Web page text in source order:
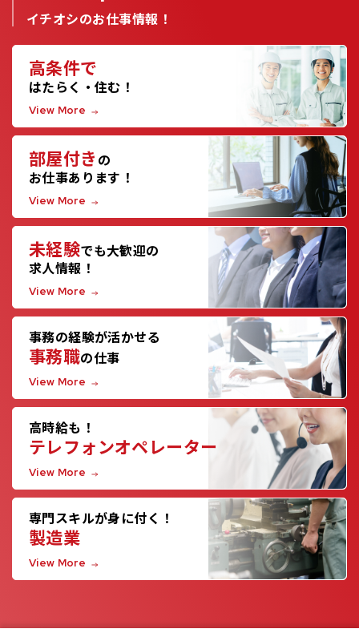
イチオシのお仕事情報！
高条件で
はたらく・住む！
View More
部屋付き の
お仕事あります！
View More
未経験でも大歓迎の
求人情報！
View More
事務の経験が活かせる
事務職の仕事
View More
高時給も！
テレフォンオペレーター
View More
専門スキルが身に付く！
製造業
View More